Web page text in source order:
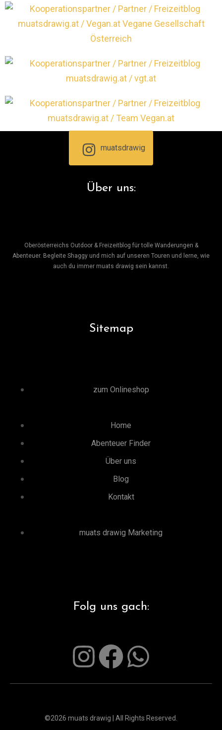
muatsdrawig
Über uns:
Oberösterreichs Outdoor & Freizeitblog für tolle Wanderungen &
Abenteuer. Begleite Shaggy und mich auf unseren Touren und lerne, wie
auch du immer muats drawig sein kannst.
Sitemap
zum Onlineshop
Home
Abenteuer Finder
Über uns
Blog
Kontakt
muats drawig Marketing
Folg uns gach:
©2026 muats drawig | All Rights Reserved.